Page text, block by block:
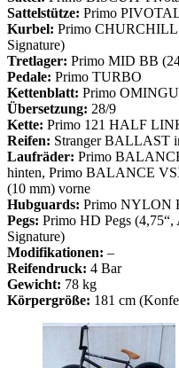
Sattelstütze: Primo
Kurbel: Primo CHURCHILL
Signature)
Tretlager: Primo MID BB
Pedale: Primo TURBO
Kettenblatt: Primo
Übersetzung: 28/9
Kette: Primo 121 HALF
Reifen: Stranger BALLAST
Laufräder: Primo
hinten, Primo BALANCE
(10 mm) vorne
Hubguards: Primo NYLON
Pegs: Primo HD Pegs
Signature)
Modifikationen: –
Reifendruck: 4 Bar
Gewicht: 78 kg
Körpergröße: 181 cm